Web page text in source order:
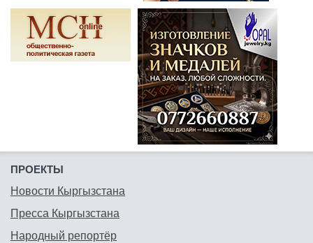
ПРОЕКТЫ
Новости Кыргызстана
Пресса Кыргызстана
Народный репортёр